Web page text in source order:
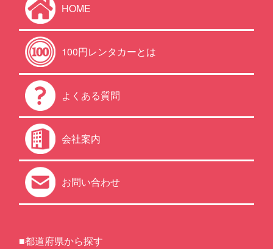
HOME
100円レンタカーとは
よくある質問
会社案内
お問い合わせ
■都道府県から探す